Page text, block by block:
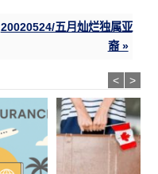
20020524/五月灿烂独属亚
裔 »
< >